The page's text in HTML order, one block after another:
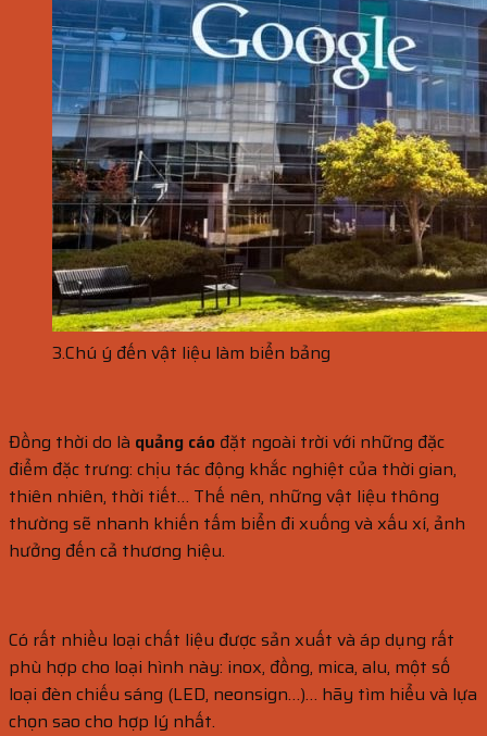
3.Chú ý đến vật liệu làm biển bảng
Đồng thời do là quảng cáo đặt ngoài trời với những đặc
điểm đặc trưng: chịu tác động khắc nghiệt của thời gian,
thiên nhiên, thời tiết… Thế nên, những vật liệu thông
thường sẽ nhanh khiến tấm biển đi xuống và xấu xí, ảnh
hưởng đến cả thương hiệu.
Có rất nhiều loại chất liệu được sản xuất và áp dụng rất
phù hợp cho loại hình này: inox, đồng, mica, alu, một số
loại đèn chiếu sáng (LED, neonsign…)… hãy tìm hiểu và lựa
chọn sao cho hợp lý nhất.